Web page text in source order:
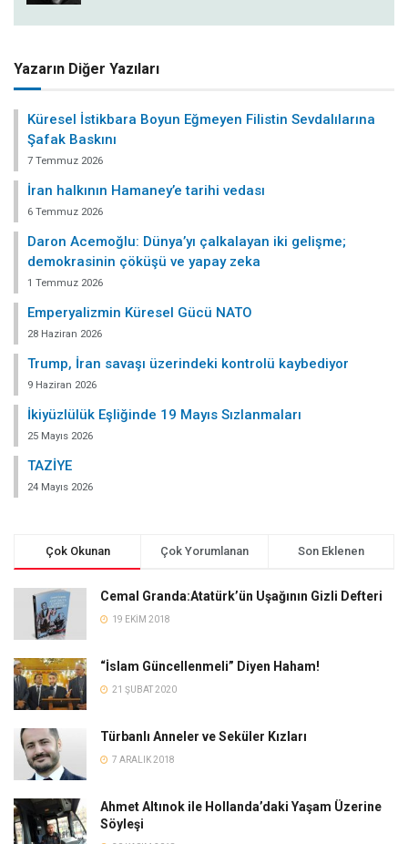
Yazarın Diğer Yazıları
Küresel İstikbara Boyun Eğmeyen Filistin Sevdalılarına
Şafak Baskını
7 Temmuz 2026
İran halkının Hamaney’e tarihi vedası
6 Temmuz 2026
Daron Acemoğlu: Dünya’yı çalkalayan iki gelişme;
demokrasinin çöküşü ve yapay zeka
1 Temmuz 2026
Emperyalizmin Küresel Gücü NATO
28 Haziran 2026
Trump, İran savaşı üzerindeki kontrolü kaybediyor
9 Haziran 2026
İkiyüzlülük Eşliğinde 19 Mayıs Sızlanmaları
25 Mayıs 2026
TAZİYE
24 Mayıs 2026
Çok Okunan Çok Yorumlanan Son Eklenen
Cemal Granda:Atatürk’ün Uşağının Gizli Defteri
19 EKIM 2018
“İslam Güncellenmeli” Diyen Haham!
21 ŞUBAT 2020
Türbanlı Anneler ve Seküler Kızları
7 ARALIK 2018
Ahmet Altınok ile Hollanda’daki Yaşam Üzerine
Söyleşi